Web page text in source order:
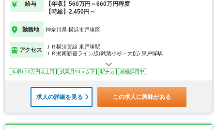
給与
【年収】560万円～660万円程度
【時給】2,450円～
勤務地 神奈川県 横浜市戸塚区
アクセス
ＪＲ横須賀線 東戸塚駅
ＪＲ湘南新宿ライン線(武蔵小杉－大船) 東戸塚駅
年収650万円以上可 残業月10ｈ以下 駅チカ 積極採用中
求人の詳細を見る この求人に興味がある